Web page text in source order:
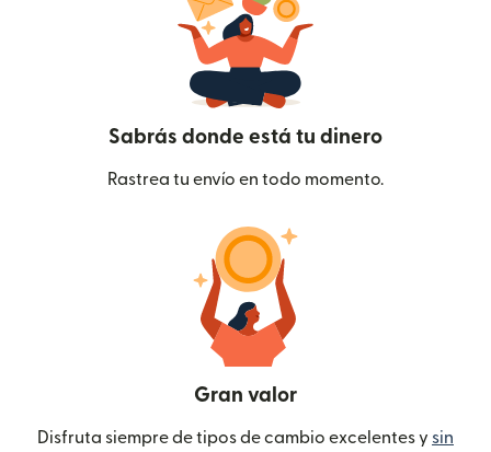
Sabrás donde está tu dinero
Rastrea tu envío en todo momento.
Gran valor
Disfruta siempre de tipos de cambio excelentes y sin